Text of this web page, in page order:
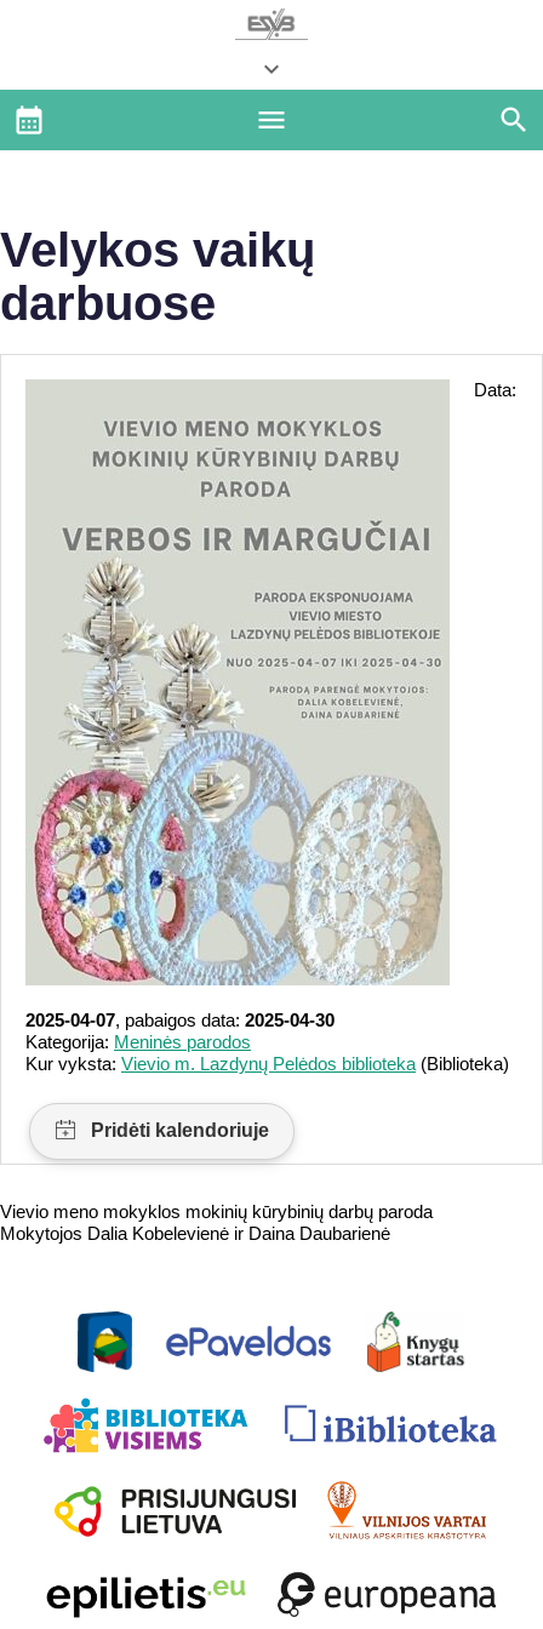
Velykos vaikų
darbuose
Data:
2025-04-07, pabaigos data: 2025-04-30
Kategorija: Meninės parodos
Kur vyksta: Vievio m. Lazdynų Pelėdos biblioteka (Biblioteka)
Vievio meno mokyklos mokinių kūrybinių darbų paroda
Mokytojos Dalia Kobelevienė ir Daina Daubarienė